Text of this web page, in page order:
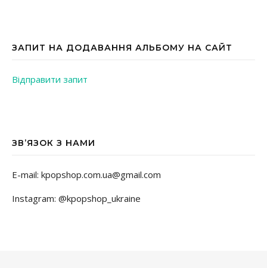
ЗАПИТ НА ДОДАВАННЯ АЛЬБОМУ НА САЙТ
Відправити запит
ЗВ’ЯЗОК З НАМИ
E-mail: kpopshop.com.ua@gmail.com
Instagram: @kpopshop_ukraine